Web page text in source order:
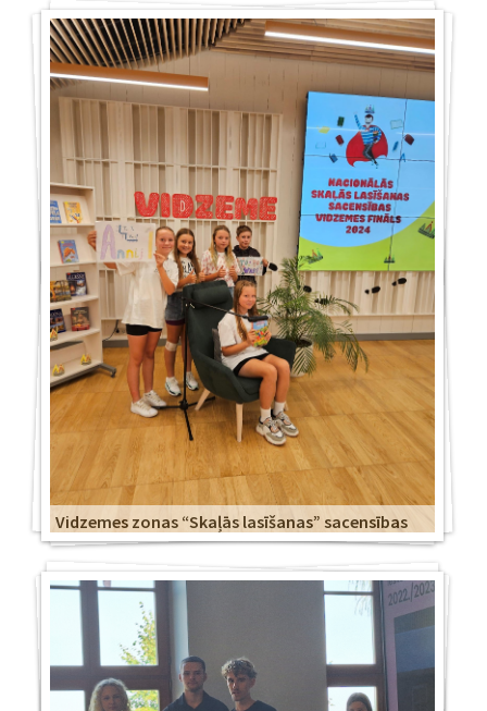
Vidzemes zonas “Skaļās lasīšanas” sacensības